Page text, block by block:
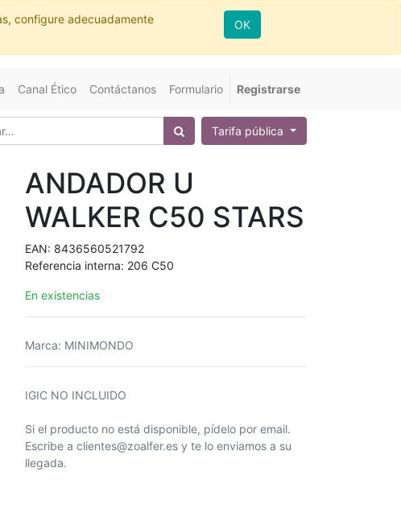
configure adecuadamente
OK
Canal Ético Contáctanos Formulario Registrarse
Tarifa pública
ANDADOR U
WALKER C50 STARS
EAN: 8436560521792
Referencia interna: 206 C50
En existencias
Marca: MINIMONDO
IGIC NO INCLUIDO
Si el producto no está disponible, pídelo por email.
Escribe a clientes@zoalfer.es y te lo enviamos a su
llegada.